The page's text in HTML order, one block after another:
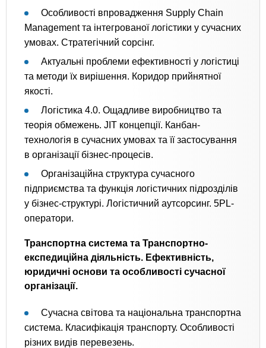
Особливості впровадження Supply Chain
Management та інтегрованої логістики у сучасних
умовах. Стратегічний сорсінг.
Актуальні проблеми ефективності у логістиці
та методи їх вирішення. Коридор прийнятної
якості.
Логістика 4.0. Ощадливе виробництво та
теорія обмежень. JIT концепції. Канбан-
технологія в сучасних умовах та її застосування
в організації бізнес-процесів.
Організаційна структура сучасного
підприємства та функція логістичних підрозділів
у бізнес-структурі. Логістичний аутсорсинг. 5PL-
оператори.
Транспортна система та Транспортно-
експедиційна діяльність. Ефективність,
юридичні основи та особливості сучасної
організації.
Сучасна світова та національна транспортна
система. Класифікація транспорту. Особливості
різних видів перевезень.